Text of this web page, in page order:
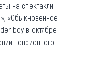
на спектакли
«Обыкновенное
boy в октябре
пенсионного